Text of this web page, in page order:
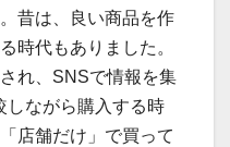
昔は、良い商品を作
時代もありました。
れ、SNSで情報を集
しながら購入する時
店舗だけ」で買って